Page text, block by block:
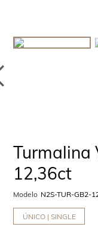
Turmalina
12,36ct
Modelo N2S-TUR-GB2-
ÚNICO | SINGLE